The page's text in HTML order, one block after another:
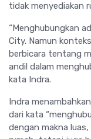
tidak menyediakan
“Menghubungkan
City. Namun
berbicara tentang
andil dalam
kata Indra.
Indra
dari kata
dengan makna